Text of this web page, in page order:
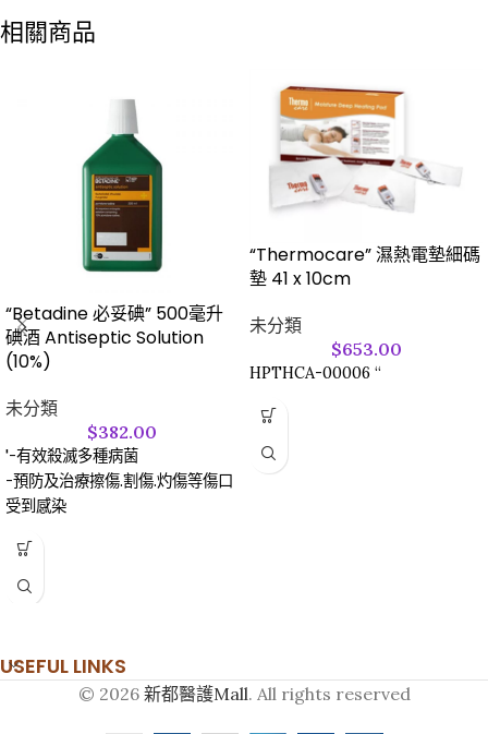
相關商品
“Betadine 必妥碘” 500毫升
碘酒 Antiseptic Solution
(10%)
未分類
$382.00
'-有效殺滅多種病菌
-預防及治療擦傷.割傷.灼傷等傷口
受到感染
“Thermocare” 濕熱電墊細碼
墊 41 x 10cm
未分類
$653.00
HPTHCA-00006 “
USEFUL LINKS
© 2026 新都醫護Mall. All rights reserved